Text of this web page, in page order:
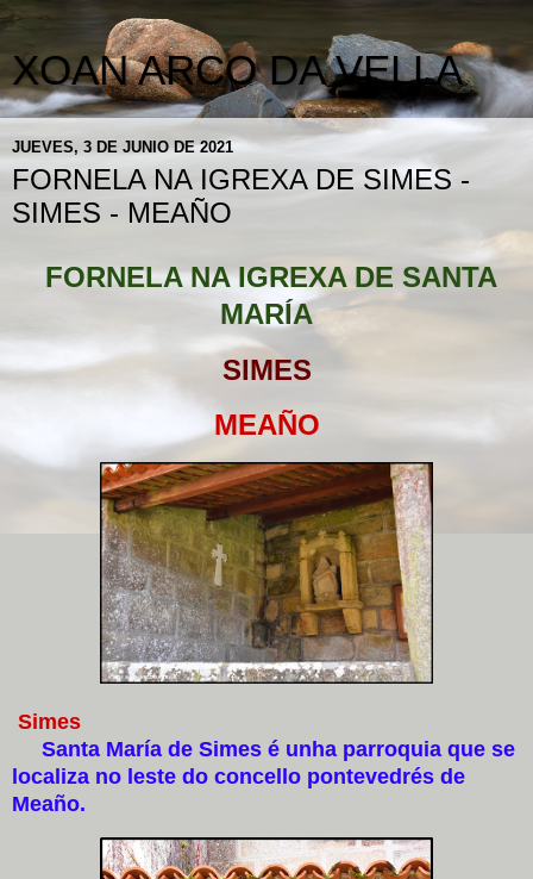
XOAN ARCO DA VELLA
JUEVES, 3 DE JUNIO DE 2021
FORNELA NA IGREXA DE SIMES -
SIMES - MEAÑO
FORNELA NA IGREXA DE SANTA
MARÍA
SIMES
MEAÑO
Simes
Santa María de Simes é unha parroquia que se
localiza no leste do concello pontevedrés de
Meaño.